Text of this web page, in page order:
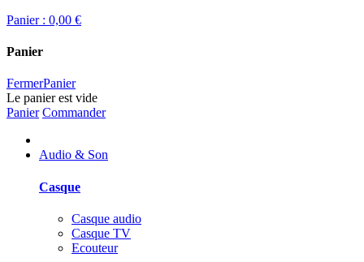
Panier : 0,00 €
Panier
FermerPanier
Le panier est vide
Panier Commander
Audio & Son
Casque
Casque audio
Casque TV
Ecouteur